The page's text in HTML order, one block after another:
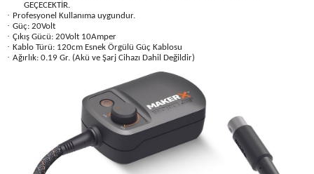
Üfleme Makineleri
Zımparalar
GEÇECEKTİR.
· Profesyonel Kullanıma uygundur.
· Güç: 20Volt
· Çıkış Gücü: 20Volt 10Amper
· Kablo Türü: 120cm Esnek Örgülü Güç Kablosu
· Ağırlık: 0.19 Gr. (Akü ve Şarj Cihazı Dahil Değildir)